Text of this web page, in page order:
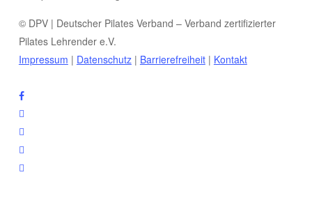
© DPV | Deutscher Pilates Verband – Verband zertifizierter
Pilates Lehrender e.V.
Impressum | Datenschutz| Barrierefreiheit| Kontakt
facebook
youtube
instagram
phone
email